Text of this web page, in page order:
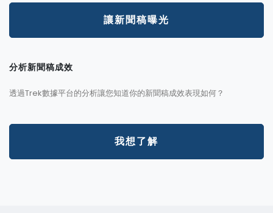
讓新聞稿曝光
分析新聞稿成效
透過Trek數據平台的分析讓您知道你的新聞稿成效表現如何？
我想了解